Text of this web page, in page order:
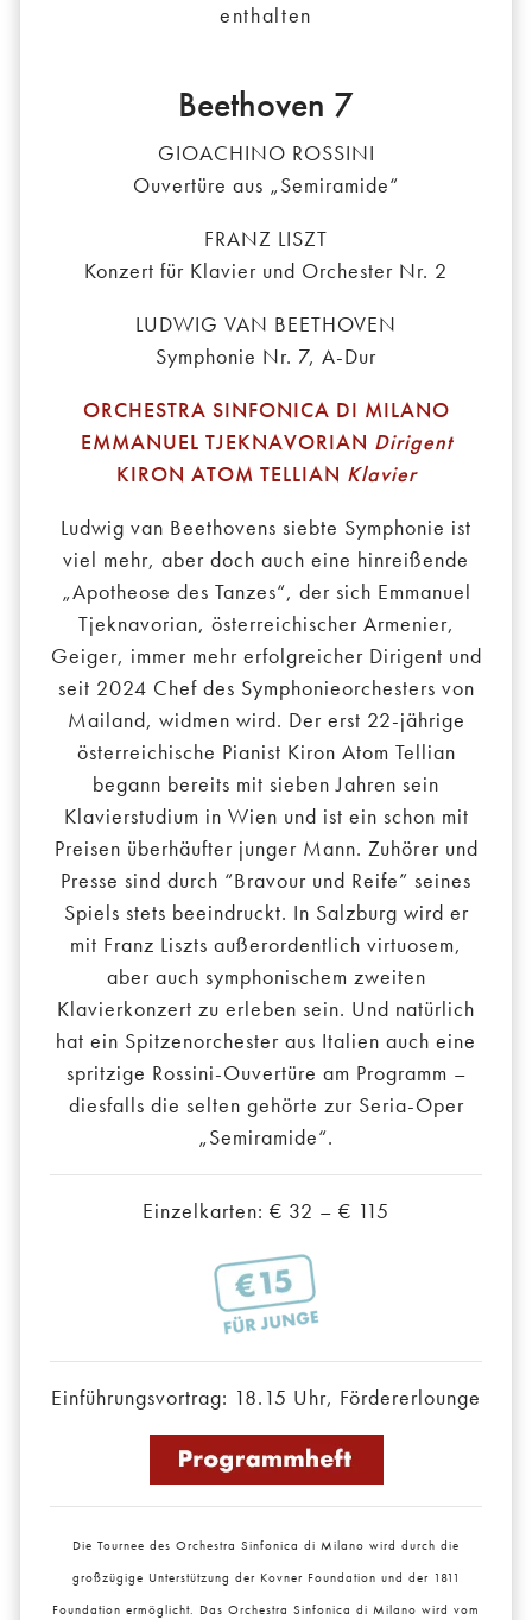
enthalten
Beethoven 7
GIOACHINO ROSSINI
Ouvertüre aus „Semiramide“
FRANZ LISZT
Konzert für Klavier und Orchester Nr. 2
LUDWIG VAN BEETHOVEN
Symphonie Nr. 7, A-Dur
ORCHESTRA SINFONICA DI MILANO
EMMANUEL TJEKNAVORIAN Dirigent
KIRON ATOM TELLIAN Klavier
Ludwig van Beethovens siebte Symphonie ist
viel mehr, aber doch auch eine hinreißende
„Apotheose des Tanzes“, der sich Emmanuel
Tjeknavorian, österreichischer Armenier,
Geiger, immer mehr erfolgreicher Dirigent und
seit 2024 Chef des Symphonieorchesters von
Mailand, widmen wird. Der erst 22-jährige
österreichische Pianist Kiron Atom Tellian
begann bereits mit sieben Jahren sein
Klavierstudium in Wien und ist ein schon mit
Preisen überhäufter junger Mann. Zuhörer und
Presse sind durch “Bravour und Reife” seines
Spiels stets beeindruckt. In Salzburg wird er
mit Franz Liszts außerordentlich virtuosem,
aber auch symphonischem zweiten
Klavierkonzert zu erleben sein. Und natürlich
hat ein Spitzenorchester aus Italien auch eine
spritzige Rossini-Ouvertüre am Programm –
diesfalls die selten gehörte zur Seria-Oper
„Semiramide“.
Einzelkarten: € 32 – € 115
Einführungsvortrag: 18.15 Uhr, Fördererlounge
Die Tournee des Orchestra Sinfonica di Milano wird durch die
großzügige Unterstützung der Kovner Foundation und der 1811
Foundation ermöglicht. Das Orchestra Sinfonica di Milano wird vom